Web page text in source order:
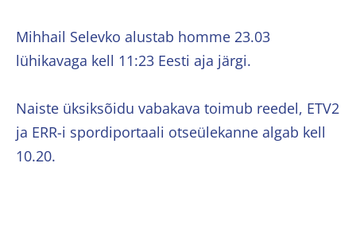
Mihhail Selevko alustab homme 23.03
lühikavaga kell 11:23 Eesti aja järgi.
Naiste üksiksõidu vabakava toimub reedel, ETV2
ja ERR-i spordiportaali otseülekanne algab kell
10.20.